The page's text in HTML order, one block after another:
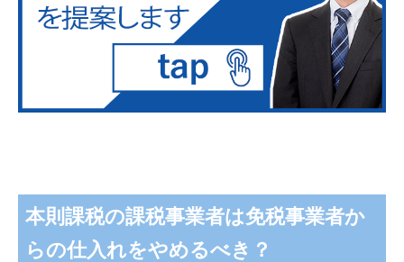
本則課税の課税事業者は免税事業者か
らの仕入れをやめるべき？